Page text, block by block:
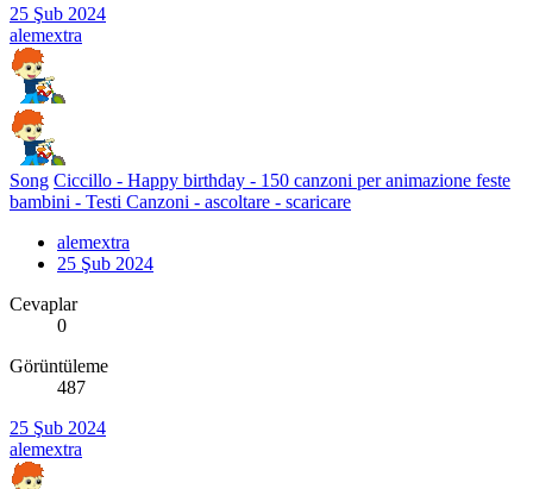
25 Şub 2024
alemextra
Song Ciccillo - Happy birthday - 150 canzoni per animazione feste
bambini - Testi Canzoni - ascoltare - scaricare
alemextra
25 Şub 2024
Cevaplar
0
Görüntüleme
487
25 Şub 2024
alemextra